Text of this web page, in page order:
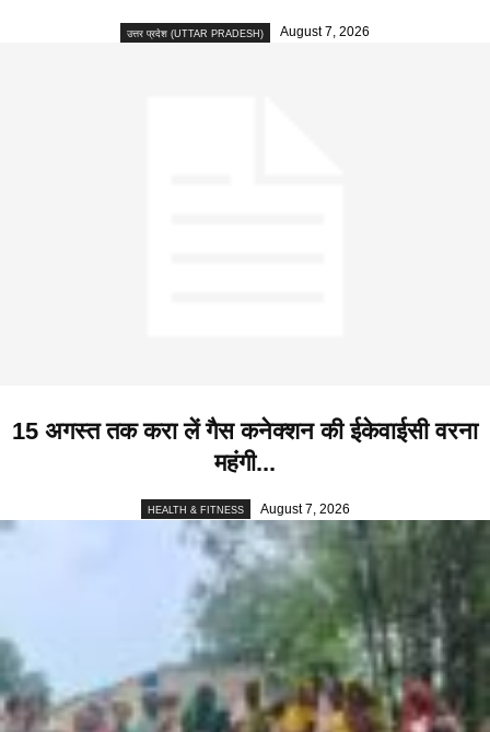
उत्तर प्रदेश (UTTAR PRADESH) August 7, 2026
15 अगस्त तक करा लें गैस कनेक्शन की ईकेवाईसी वरना
महंगी...
HEALTH & FITNESS August 7, 2026